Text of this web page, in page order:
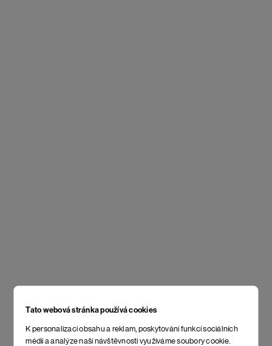
Tato webová stránka používá cookies
K personalizaci obsahu a reklam, poskytování funkcí sociálních
médií a analýze naší návštěvnosti využíváme soubory cookie.